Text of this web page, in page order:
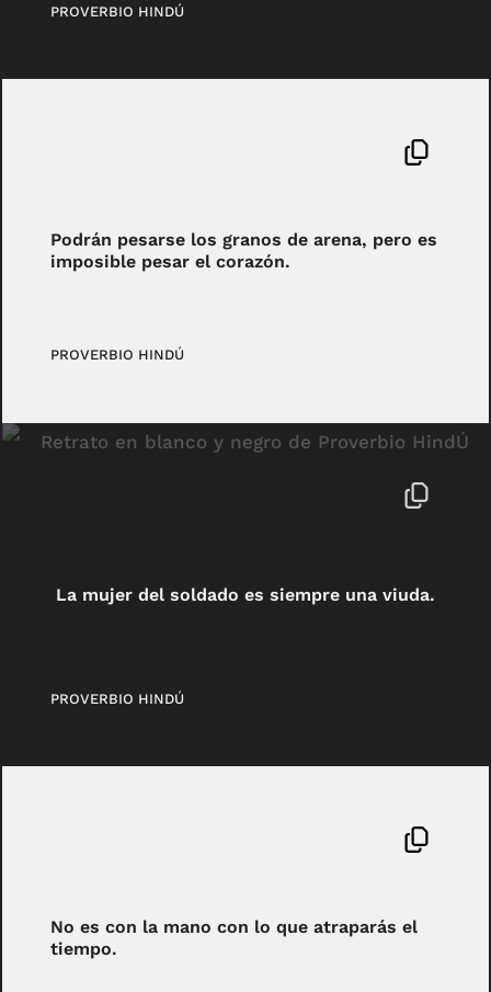
PROVERBIO HINDÚ
Podrán pesarse los granos de arena, pero es
imposible pesar el corazón.
PROVERBIO HINDÚ
La mujer del soldado es siempre una viuda.
PROVERBIO HINDÚ
No es con la mano con lo que atraparás el
tiempo.